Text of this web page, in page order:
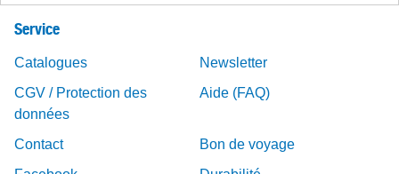
Service
Catalogues
Newsletter
CGV / Protection des
données
Aide (FAQ)
Contact
Bon de voyage